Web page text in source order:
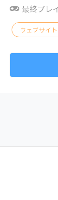
最終プレ
ウェブサイ